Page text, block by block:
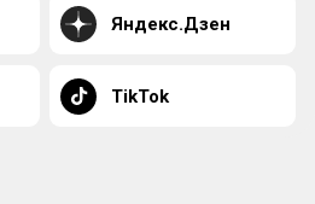
Яндекс.Дзен
TikTok